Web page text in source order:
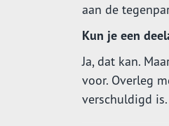
aan de
Kun je een
Ja, dat kan.
voor. Overleg
verschuldigd is.